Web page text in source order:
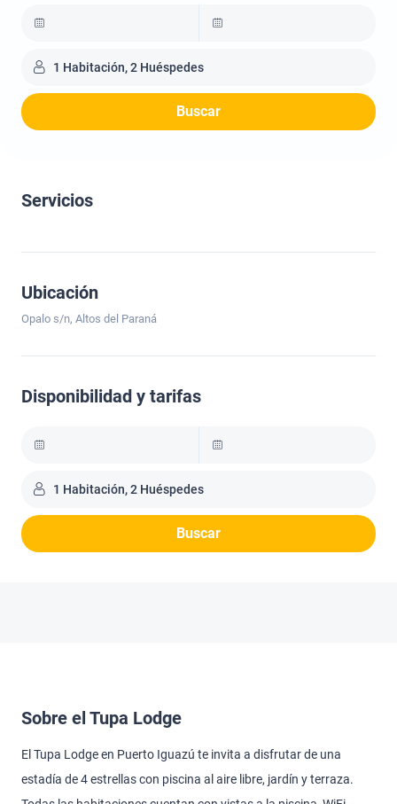
1 Habitación, 2 Huéspedes
Buscar
Servicios
Ubicación
Opalo s/n, Altos del Paraná
Disponibilidad y tarifas
1 Habitación, 2 Huéspedes
Buscar
Sobre el Tupa Lodge
El Tupa Lodge en Puerto Iguazú te invita a disfrutar de una
estadía de 4 estrellas con piscina al aire libre, jardín y terraza.